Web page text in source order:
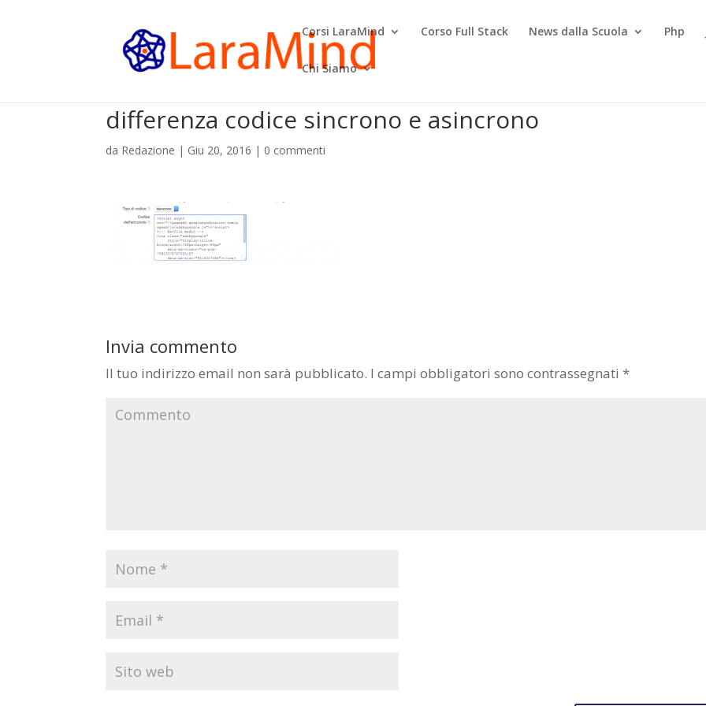
Corsi LaraMind Corso Full Stack News dalla Scuola Php
Chi Siamo
differenza codice sincrono e asincrono
da Redazione | Giu 20, 2016 | 0 commenti
Invia commento
Il tuo indirizzo email non sarà pubblicato. I campi obbligatori sono contrassegnati *